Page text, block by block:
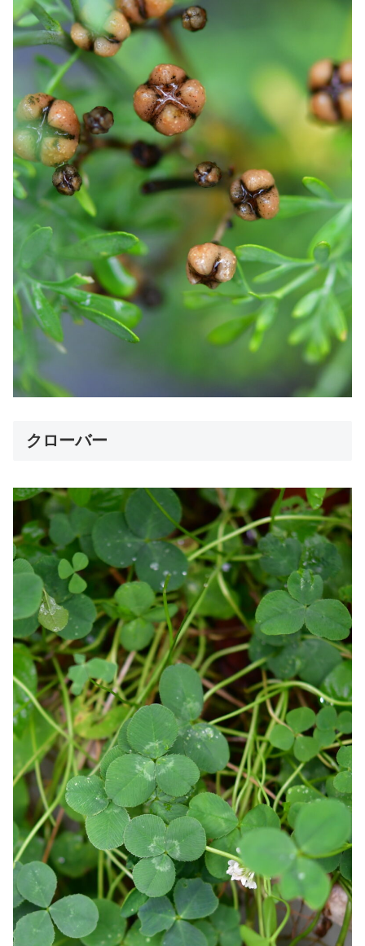
クローバー